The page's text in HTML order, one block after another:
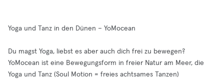
Yoga und Tanz in den Dünen – YoMocean
Du magst Yoga, liebst es aber auch dich frei zu bewegen?
YoMocean ist eine Bewegungsform in freier Natur am Meer, die
Yoga und Tanz (Soul Motion = freies achtsames Tanzen)